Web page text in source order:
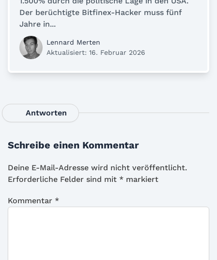
Der berüchtigte Bitfinex-Hacker muss fünf
Jahre in...
Lennard Merten
Aktualisiert: 16. Februar 2026
Antworten
Schreibe einen Kommentar
Deine E-Mail-Adresse wird nicht veröffentlicht.
Erforderliche Felder sind mit * markiert
Kommentar *